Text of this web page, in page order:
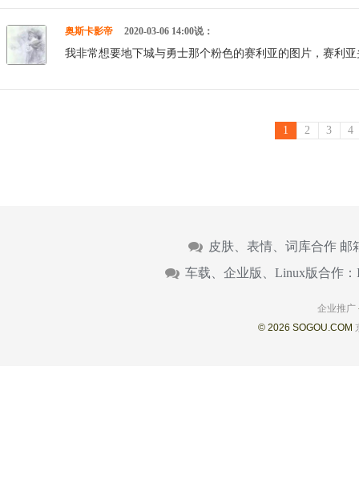
奥斯卡影帝 2020-03-06 14:00说：
我非常想要地下城与勇士那个粉色的赛利亚的图片，赛利
1 2 3 4
皮肤、表情、词库合作 邮
车载、企业版、Linux版合作：
企业推广
© 2026 SOGOU.COM